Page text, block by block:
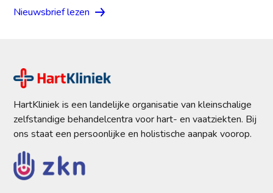
Nieuwsbrief lezen
HartKliniek is een landelijke organisatie van kleinschalige
zelfstandige behandelcentra voor hart- en vaatziekten. Bij
ons staat een persoonlijke en holistische aanpak voorop.